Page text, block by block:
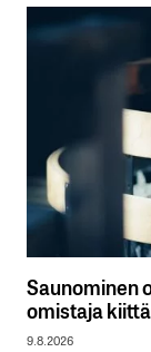
Saunominen
omistaja
9.8.2026